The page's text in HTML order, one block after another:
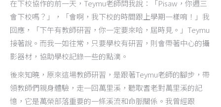
在下校協作的前一天，Teymu老師問我說：「Pisaw，你週三
會下校嗎？」，「會啊，我下校的時間跟上學期一樣唷！」我
回應，「下午有教師研習，你一定要來哈，屆時見。」Teymu
接著說。而我一如往常，只要學校有研習，則會帶著中心的攝
影器材，協助學校記錄一些的點滴。
後來知曉，原來這場教師研習，是跟著Teymu老師的腳步，帶
領教師們親身體驗，走一回萬里溪，聽取耆老對萬里溪的記
憶，它是萬榮部落重要的一條溪流和命脈關係。我曾經跟